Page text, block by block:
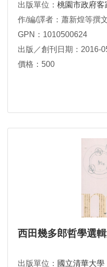
出版單位： 桃園市政府客
作/編/譯者：蕭新煌等撰
GPN：1010500624
出版／創刊日期：2016-
價格：500
西田幾多郎哲學選
出版單位： 國立清華大學